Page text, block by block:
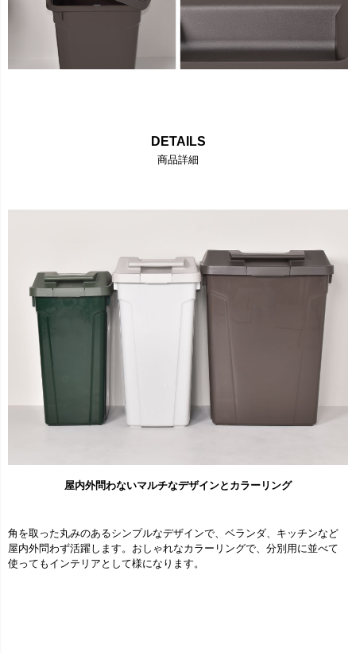
DETAILS
商品詳細
屋内外問わないマルチなデザインとカラーリング
角を取った丸みのあるシンプルなデザインで、ベランダ、キッチンなど
屋内外問わず活躍します。おしゃれなカラーリングで、分別用に並べて
使ってもインテリアとして様になります。